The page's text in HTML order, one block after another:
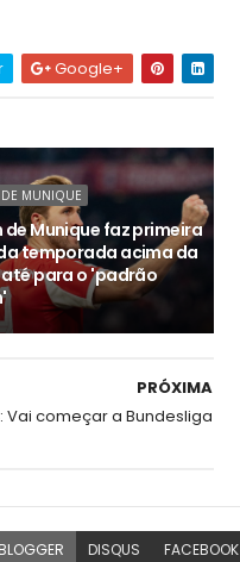
Google+
DE MUNIQUE
de Munique faz primeira
temporada acima da
para o 'padrão
PRÓXIMA
Vai começar a Bundesliga
BLOGGER DISQUS FACEBOOK